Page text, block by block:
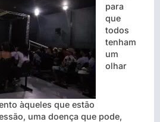
para
que
todos
tenham
um
olhar
àqueles que estão
uma doença que pode,